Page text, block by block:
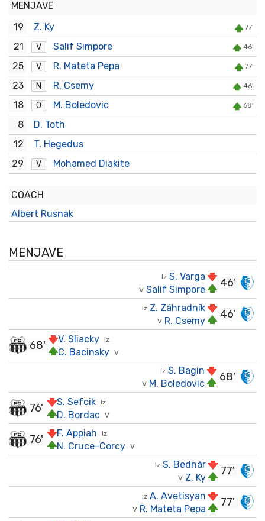
MENJAVE
19
Z. Ky 77'
21 V Salif Simpore 46'
25 V R. Mateta Pepa 77'
23 N R. Csemy 46'
18 O M. Boledovic 68'
8
D. Toth
12
T. Hegedus
29
V Mohamed Diakite
COACH
Albert Rusnak
MENJAVE
46'
Iz S. Varga
V Salif Simpore
46'
Iz Z. Záhradník
V R. Csemy
Iz
V. Sliacky
V
C. Bacinsky
68'
68'
Iz S. Bagin
V M. Boledovic
Iz
S. Sefcik
V
D. Bordac
76'
Iz
F. Appiah
V
N. Cruce-Corcy
76'
77'
Iz S. Bednár
V Z. Ky
77'
Iz A. Avetisyan
V R. Mateta Pepa